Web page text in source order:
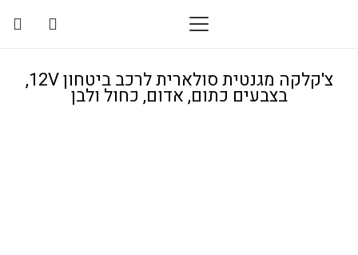
צ'קלקה מגנטית סולארית לרכב ביטחון 12V,
בצבעים כתום, אדום, כחול ולבן